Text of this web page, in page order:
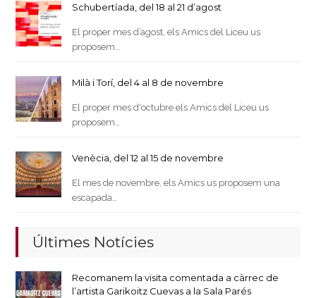
Schubertíada, del 18 al 21 d’agost
El proper mes d’agost, els Amics del Liceu us
proposem…
Milà i Torí, del 4 al 8 de novembre
El proper mes d'octubre els Amics del Liceu us
proposem…
Venècia, del 12 al 15 de novembre
El mes de novembre, els Amics us proposem una
escapada…
Últimes Notícies
Recomanem la visita comentada a càrrec de
l’artista Garikoitz Cuevas a la Sala Parés